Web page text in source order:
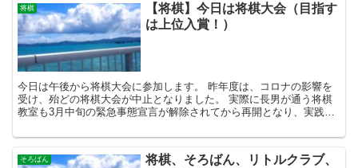
将棋
【将棋】今日は将棋大会（目指す
は上位入賞！）
今日は午後から将棋大会に参加します。 昨年度は、コロナの影響を
受け、殆どの将棋大会が中止となりました。 実際に長男が通う将棋
教室も3月中旬の緊急事態宣言が解除されてから再開となり、実践
そろばん
将棋、そろばん、リトルクラブ、